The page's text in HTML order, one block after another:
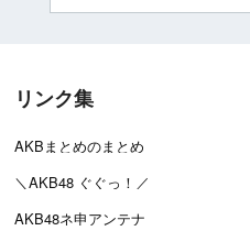
リンク集
AKBまとめのまとめ
＼AKB48 ぐぐっ！／
AKB48ネ申アンテナ